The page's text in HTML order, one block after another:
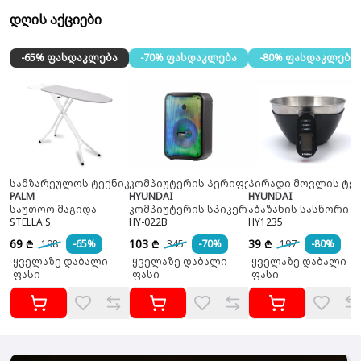
დღის აქციები
-65% ფასდაკლება
სამზარეულოს ტექნიკა
PALM
საუთოო მაგიდა
STELLA S
69 ₾ 198
-65%
ყველაზე დაბალი
ფასი
-70% ფასდაკლება
კომპიუტერის პერიფერია
HYUNDAI
კომპიუტერის სპიკერი
HY-022B
103 ₾ 345
-70%
ყველაზე დაბალი
ფასი
-80% ფასდაკლება
პირადი მოვლის
HYUNDAI
აბაზანის სასწორი
HY1235
39 ₾ 197
-80%
ყველაზე დაბალი
ფასი